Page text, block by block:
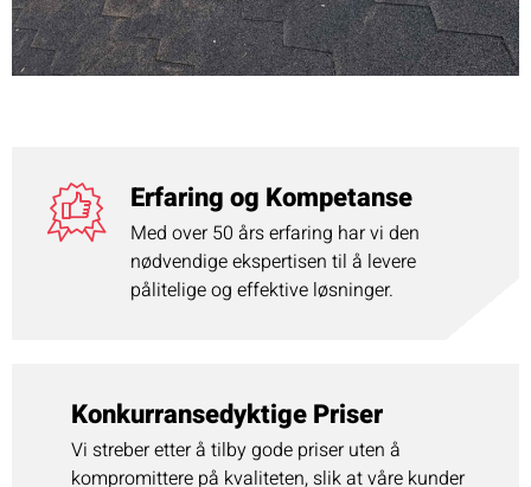
Erfaring og Kompetanse
Med over 50 års erfaring har vi den
nødvendige ekspertisen til å levere
pålitelige og effektive løsninger.
Konkurransedyktige Priser
Vi streber etter å tilby gode priser uten å
kompromittere på kvaliteten, slik at våre kunder